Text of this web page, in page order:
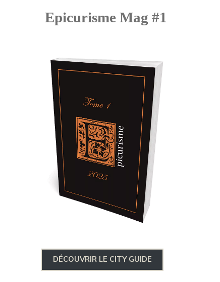
Epicurisme Mag #1
DÉCOUVRIR LE CITY GUIDE